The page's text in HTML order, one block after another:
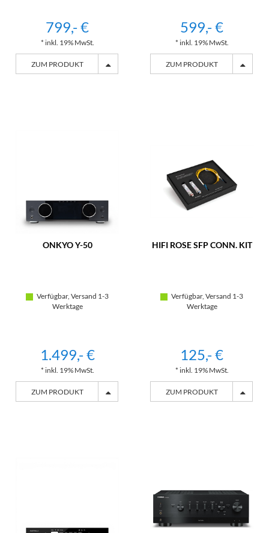
799,- €
* inkl. 19% MwSt.
ZUM PRODUKT
599,- €
* inkl. 19% MwSt.
ZUM PRODUKT
ONKYO Y-50
Verfügbar, Versand 1-3
Werktage
1.499,- €
* inkl. 19% MwSt.
ZUM PRODUKT
HIFI ROSE SFP CONN. KIT
Verfügbar, Versand 1-3
Werktage
125,- €
* inkl. 19% MwSt.
ZUM PRODUKT